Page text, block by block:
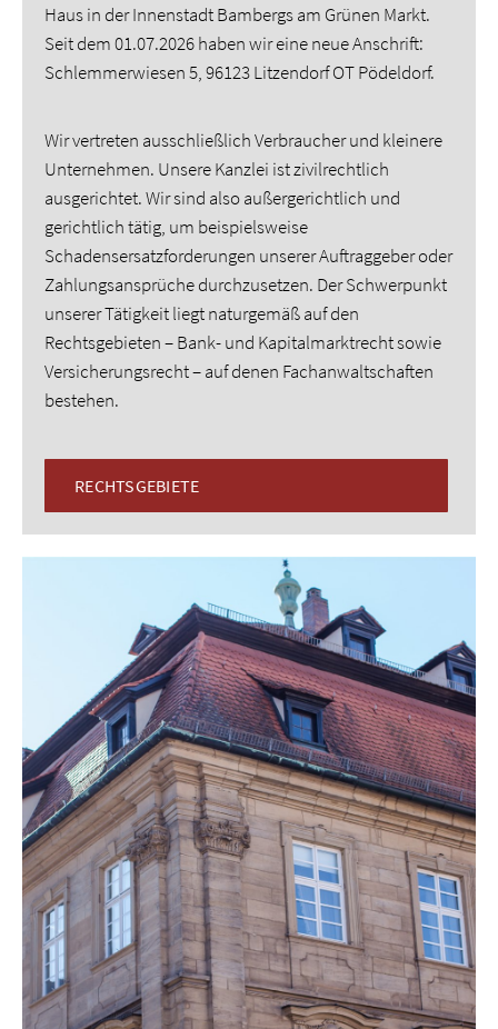
Haus in der Innenstadt Bambergs am Grünen Markt.
Seit dem 01.07.2026 haben wir eine neue Anschrift:
Schlemmerwiesen 5, 96123 Litzendorf OT Pödeldorf.
Wir vertreten ausschließlich Verbraucher und kleinere
Unternehmen. Unsere Kanzlei ist zivilrechtlich
ausgerichtet. Wir sind also außergerichtlich und
gerichtlich tätig, um beispielsweise
Schadensersatzforderungen unserer Auftraggeber oder
Zahlungsansprüche durchzusetzen. Der Schwerpunkt
unserer Tätigkeit liegt naturgemäß auf den
Rechtsgebieten – Bank- und Kapitalmarktrecht sowie
Versicherungsrecht – auf denen Fachanwaltschaften
bestehen.
RECHTSGEBIETE